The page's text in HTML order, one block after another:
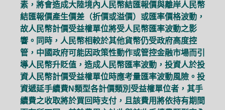
素，將會造成大陸境內人民幣結匯報價與離岸人民幣
結匯報價產生價差（折價或溢價）或匯率價格波動，
故人民幣計價受益權單位將受人民幣匯率波動之影
響。同時，人民幣相較於其他貨幣仍受政府高度控
管，中國政府可能因政策性動作或管控金融市場而引
導人民幣升貶值，造成人民幣匯率波動，投資人於投
資人民幣計價受益權單位時應考量匯率波動風險。投
資遞延手續費N類型各計價類別受益權單位者，其手
續費之收取將於買回時支付，且該費用將依持有期間